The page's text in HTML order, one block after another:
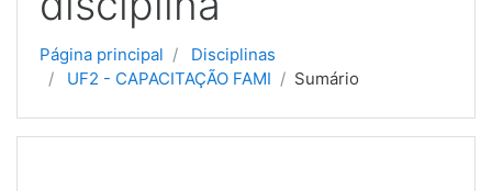
Página principal
Disciplinas
UF2 - CAPACITAÇÃO FAMI
Sumário